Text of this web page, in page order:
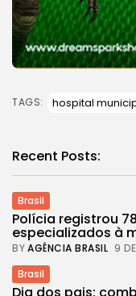
TAGS: hospital
Recent Posts:
Brasil
Polícia registrou
especializados à
BYAGÊNCIA BRASIL 9
Brasil
Dia dos pais: